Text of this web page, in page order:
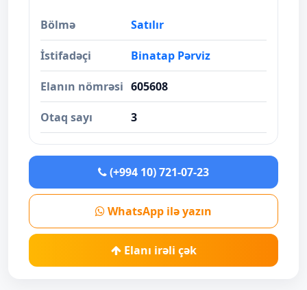
Bölmə Satılır
İstifadəçi Binatap Pərviz
Elanın nömrəsi 605608
Otaq sayı 3
(+994 10) 721-07-23
WhatsApp ilə yazın
Elanı irəli çək